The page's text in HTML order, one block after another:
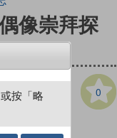
像崇拜探
0
按「略